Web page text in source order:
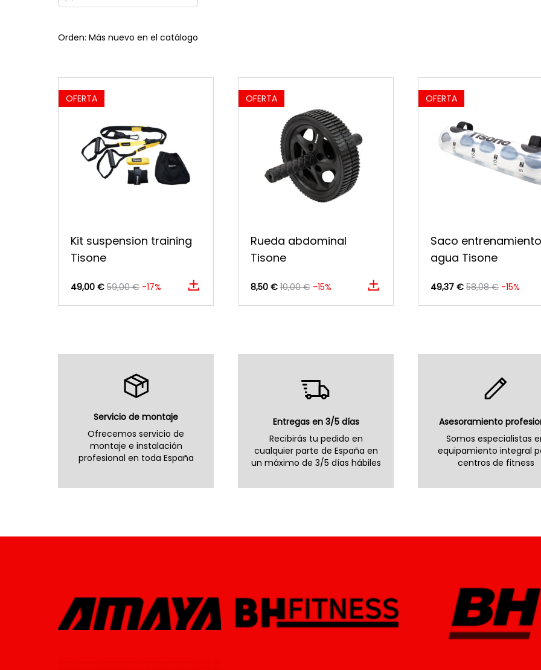
Orden: Más nuevo en el catálogo
OFERTA
Kit suspension training
Tisone
49,00 € 59,00 € -17%
OFERTA
Rueda abdominal
Tisone
8,50 € 10,00 € -15%
OFERTA
Saco entrenamiento
agua Tisone
49,37 € 58,08 € -15%
Servicio de montaje
Ofrecemos servicio de
montaje e instalación
profesional en toda España
Entregas en 3/5 días
Recibirás tu pedido en
cualquier parte de España en
un máximo de 3/5 días hábiles
Asesoramiento
Somos especialistas
equipamiento integral
centros de fitness